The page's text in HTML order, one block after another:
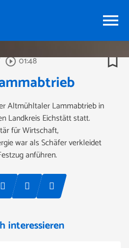
menu
play_circle_outline01:48 bookmark_border
Altmühltaler Lammabtrieb in
Landkreis Eichstätt statt.
für Wirtschaft,
war als Schäfer verkleidet
anführen.
interessieren